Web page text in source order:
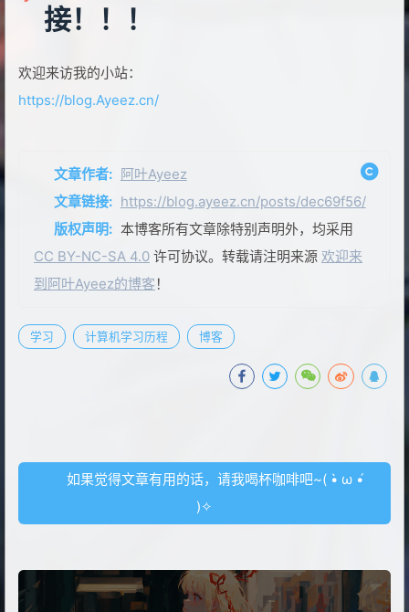
接！！！
欢迎来访我的小站：
https://blog.Ayeez.cn/
文章作者: 阿叶Ayeez
文章链接: https://blog.ayeez.cn/posts/dec69f56/
版权声明: 本博客所有文章除特别声明外，均采用
CC BY-NC-SA 4.0 许可协议。转载请注明来源 欢迎来
到阿叶Ayeez的博客 ！
学习 计算机学习历程 博客
如果觉得文章有用的话，请我喝杯咖啡吧~( •̀ ω •́
)✧